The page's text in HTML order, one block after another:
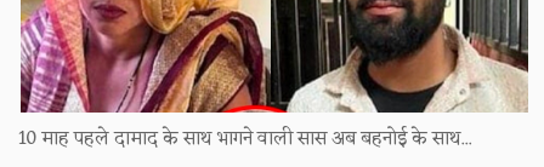
10 माह पहले दामाद के साथ भागने वाली सास अब बहनोई के साथ...